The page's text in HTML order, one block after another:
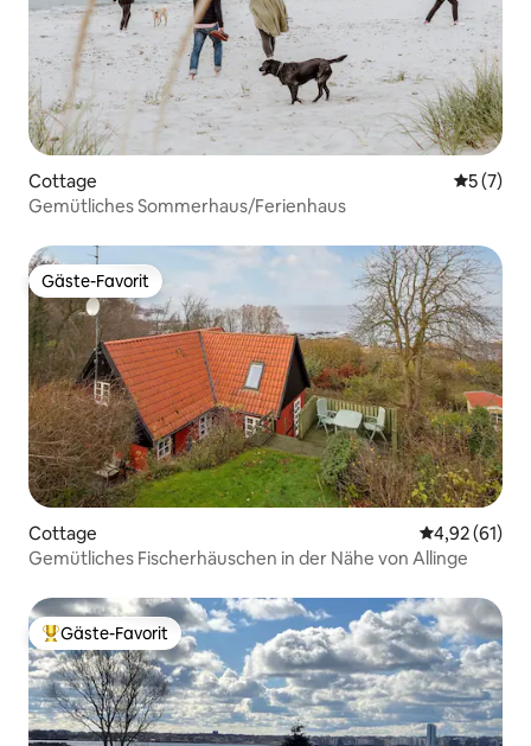
Cottage
5 (7)
Gemütliches Sommerhaus/Ferienhaus
Gäste-Favorit
Gäste-Favorit
Cottage
4,92 (61)
Gemütliches Fischerhäuschen in der Nähe von Allinge
Beliebter Gäste-Favorit.
Gäste-Favorit